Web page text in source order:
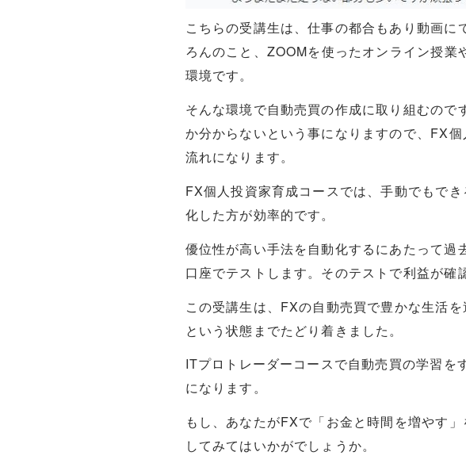
こちらの受講生は、仕事の都合もあり動画
ろんのこと、ZOOMを使ったオンライン授業
環境です。
そんな環境で自動売買の作成に取り組むの
か分からないという事になりますので、FX
流れになります。
FX個人投資家育成コースでは、手動でもで
化した方が効率的です。
優位性が高い手法を自動化するにあたって
口座でテストします。そのテストで利益が確
この受講生は、FXの自動売買で豊かな生活
という状態までたどり着きました。
ITプロトレーダーコースで自動売買の学習を
になります。
もし、あなたがFXで「お金と時間を増やす
してみてはいかがでしょうか。